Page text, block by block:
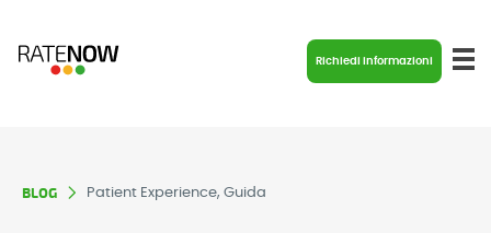
Richiedi informazioni
BLOG Patient Experience, Guida